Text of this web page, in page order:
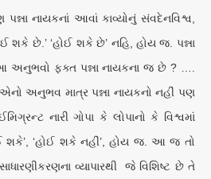
નાયકનાં આવાં કાવ્યોનું સંવદેનવિશ્વ,
છે.’ ‘હોઈ શકે છે’ નહિ, હોય જ. પન્ના
ફક્ત પન્ના નાયકના જ છે ? ….
એનો અનુભવ માત્ર પન્ના નાયકનો નહીં પણ
નારી ગોપા કે લોપાનો કે વિશ્વમાં
શકે’, ‘હોઈ શકે નહીં’, હોય જ. આ જ તો
વ્યાપારથી જે વિશિષ્ટ છે તે